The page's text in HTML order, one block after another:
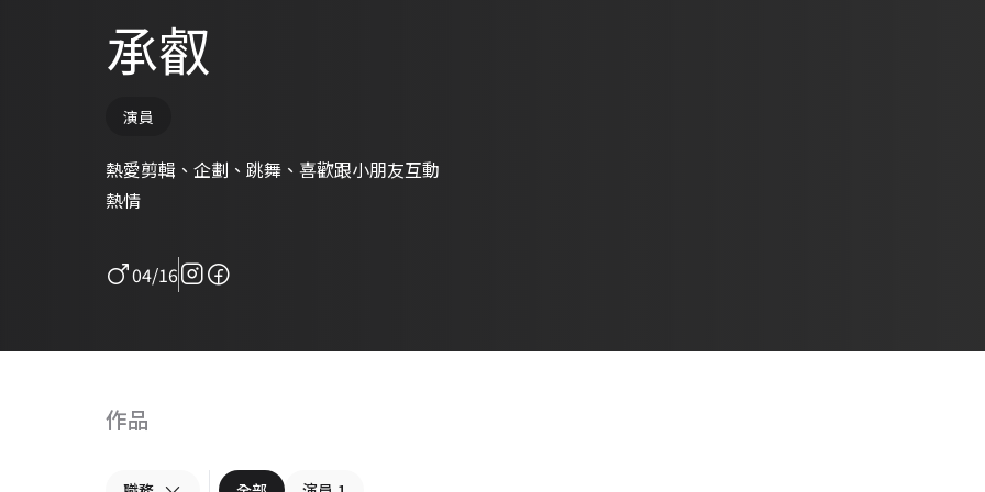
承叡
演員
熱愛剪輯、企劃、跳舞、喜歡跟小朋友互動
熱情
04/16
作品